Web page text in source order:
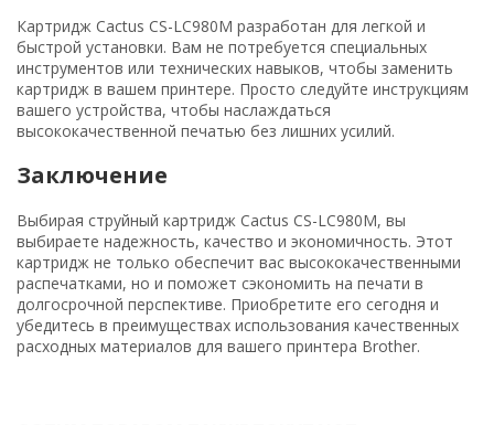
Картридж Cactus CS-LC980M разработан для легкой и
быстрой установки. Вам не потребуется специальных
инструментов или технических навыков, чтобы заменить
картридж в вашем принтере. Просто следуйте инструкциям
вашего устройства, чтобы наслаждаться
высококачественной печатью без лишних усилий.
Заключение
Выбирая струйный картридж Cactus CS-LC980M, вы
выбираете надежность, качество и экономичность. Этот
картридж не только обеспечит вас высококачественными
распечатками, но и поможет сэкономить на печати в
долгосрочной перспективе. Приобретите его сегодня и
убедитесь в преимуществах использования качественных
расходных материалов для вашего принтера Brother.